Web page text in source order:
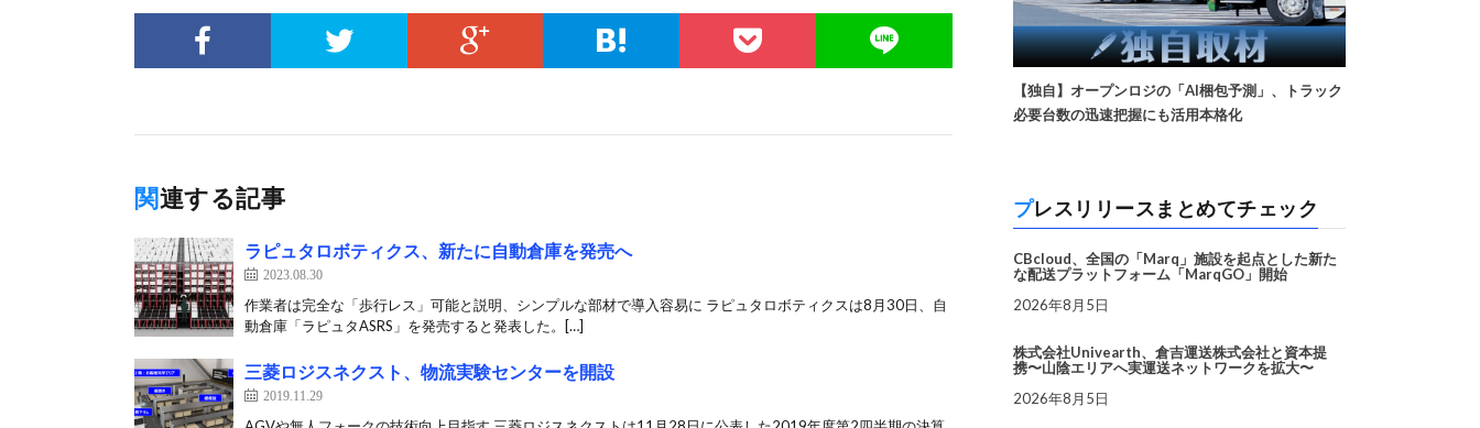
関連する記事
ラピュタロボティクス、新たに自動倉庫を発売へ
2023.08.30
作業者は完全な「歩行レス」可能と説明、シンプルな部材で導入容易に ラピュタロボティクスは8月30日、自
動倉庫「ラピュタASRS」を発売すると発表した。[…]
三菱ロジスネクスト、物流実験センターを開設
2019.11.29
【独自】オープンロジの「AI梱包予測」、トラック
必要台数の迅速把握にも活用本格化
プレスリリースまとめてチェック
CBcloud、全国の「Marq」施設を起点とした新た
な配送プラットフォーム「MarqGO」開始
2026年8月5日
株式会社Univearth、倉吉運送株式会社と資本提
携〜山陰エリアへ実運送ネットワークを拡大〜
2026年8月5日